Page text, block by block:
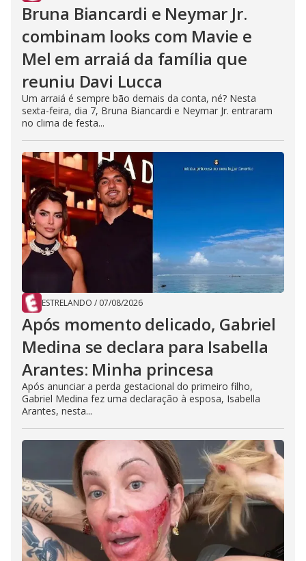
Bruna Biancardi e Neymar Jr.
combinam looks com Mavie e
Mel em arraiá da família que
reuniu Davi Lucca
Um arraiá é sempre bão demais da conta, né? Nesta
sexta-feira, dia 7, Bruna Biancardi e Neymar Jr. entraram
no clima de festa...
ESTRELANDO / 07/08/2026
Após momento delicado, Gabriel
Medina se declara para Isabella
Arantes: Minha princesa
Após anunciar a perda gestacional do primeiro filho,
Gabriel Medina fez uma declaração à esposa, Isabella
Arantes, nesta...